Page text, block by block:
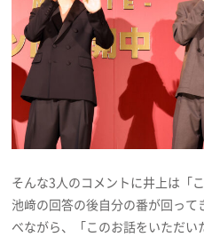
そんな3人のコメントに井上は「
池﨑の回答の後自分の番が回っ
べながら、「このお話をいただ